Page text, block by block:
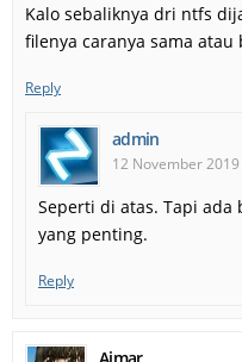
Kalo sebaliknya dri ntfs
filenya caranya sama atau
Reply
admin
12 November
Seperti di atas. Tapi ada
yang penting.
Reply